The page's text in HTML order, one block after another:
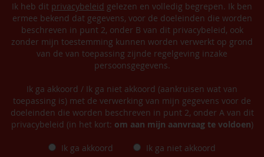
Ik heb dit privacybeleid gelezen en volledig begrepen. Ik ben
ermee bekend dat gegevens, voor de doeleinden die worden
beschreven in punt 2, onder B van dit privacybeleid, ook
zonder mijn toestemming kunnen worden verwerkt op grond
van de van toepassing zijnde regelgeving inzake
persoonsgegevens.
Ik ga akkoord / Ik ga niet akkoord (aankruisen wat van
toepassing is) met de verwerking van mijn gegevens voor de
doeleinden die worden beschreven in punt 2, onder A van dit
privacybeleid (in het kort: om aan mijn aanvraag te voldoen)
Ik ga akkoord Ik ga niet akkoord